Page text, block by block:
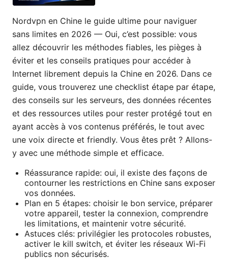
Nordvpn en Chine le guide ultime pour naviguer
sans limites en 2026 — Oui, c’est possible: vous
allez découvrir les méthodes fiables, les pièges à
éviter et les conseils pratiques pour accéder à
Internet librement depuis la Chine en 2026. Dans ce
guide, vous trouverez une checklist étape par étape,
des conseils sur les serveurs, des données récentes
et des ressources utiles pour rester protégé tout en
ayant accès à vos contenus préférés, le tout avec
une voix directe et friendly. Vous êtes prêt ? Allons-
y avec une méthode simple et efficace.
Réassurance rapide: oui, il existe des façons de
contourner les restrictions en Chine sans exposer
vos données.
Plan en 5 étapes: choisir le bon service, préparer
votre appareil, tester la connexion, comprendre
les limitations, et maintenir votre sécurité.
Astuces clés: privilégier les protocoles robustes,
activer le kill switch, et éviter les réseaux Wi-Fi
publics non sécurisés.